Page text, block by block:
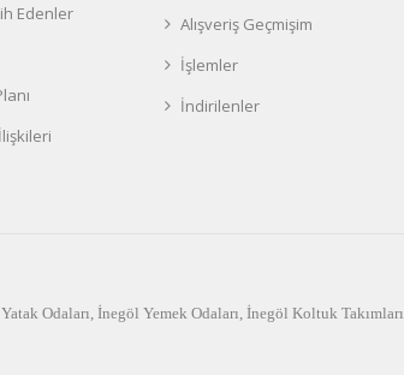
Edenler
Alışveriş Geçmişim
İşlemler
İndirilenler
Odaları İnegöl Yemek Odaları İnegöl Koltuk Takımları